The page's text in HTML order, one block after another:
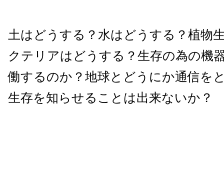
土はどうする？水はどうする？植物
クテリアはどうする？生存の為の機
働するのか？地球とどうにか通信を
生存を知らせることは出来ないか？